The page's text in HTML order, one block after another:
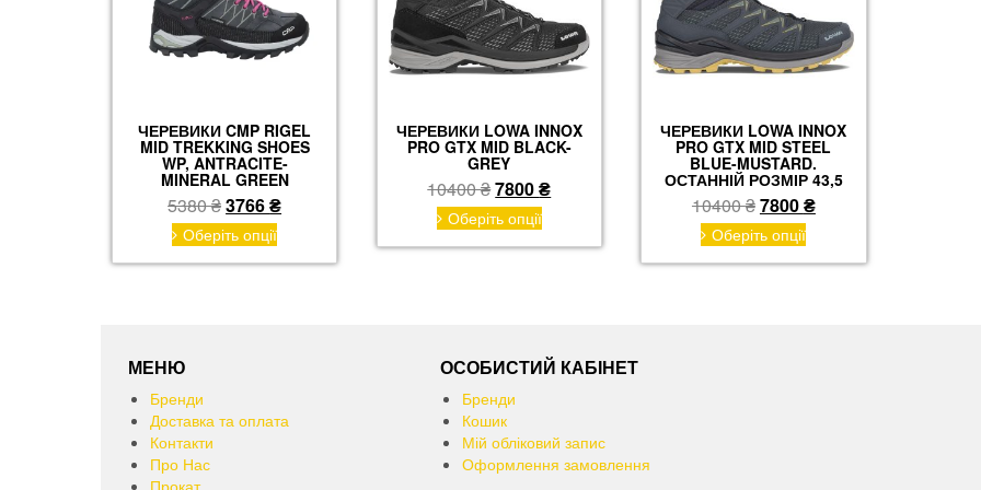
сторінці
товару
товару
товару
ЧЕРЕВИКИ CMP RIGEL
MID TREKKING SHOES
WP, ANTRACITE-
MINERAL GREEN
5380₴Оригінальна
ціна:
5380 ₴.
3766₴Поточна
Оберіть опціїЦей
товар
має
сторінці
ЧЕРЕВИКИ LOWA INNOX
PRO GTX MID BLACK-
GREY
10400₴Оригінальна
ціна:
10400 ₴.
7800₴Поточна
Оберіть опціїЦей
товар
має
вибрати
ЧЕРЕВИКИ LOWA INNOX
PRO GTX MID STEEL
BLUE-MUSTARD.
ОСТАННІЙ РОЗМІР 43,5
10400₴Оригінальна
ціна:
10400 ₴.
7800₴Поточна
Оберіть опціїЦей
товар
має
МЕНЮ
Бренди
Доставка та оплата
Контакти
Про Нас
ОСОБИСТИЙ КАБІНЕТ
Бренди
Кошик
Мій обліковий запис
Оформлення замовлення